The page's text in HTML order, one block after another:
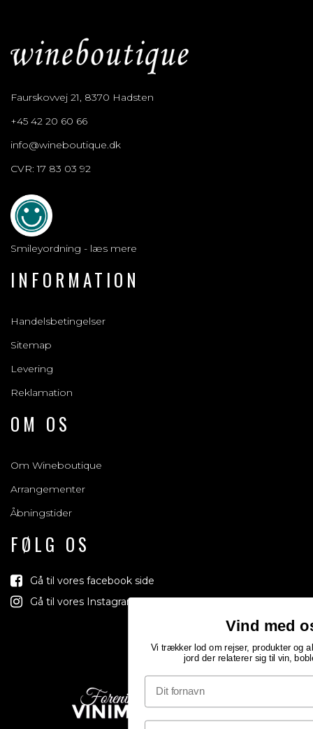
Faurskovvej 21, 8370 Hadsten
+45 42 20 60 66
info@wineboutique.dk
CVR: 17 83 03 92
Smileyordning - læs mere
INFORMATION
Handelsbetingelser
Sitemap
Levering
Reklamation
OM OS
Om Wineboutique
Arrangementer
Åbningstider
FØLG OS
Gå til vores facebook side
Gå til vores Instagram side
Vi trækker lod om rejser, produkter og alt mellem himmel og
jord der relaterer sig til vin, bobler & spiritus